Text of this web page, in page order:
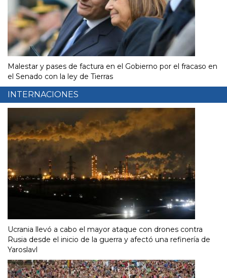
Malestar y pases de factura en el Gobierno por el fracaso en
el Senado con la ley de Tierras
INTERNACIONES
Ucrania llevó a cabo el mayor ataque con drones contra
Rusia desde el inicio de la guerra y afectó una refinería de
Yaroslavl